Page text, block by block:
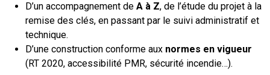
D’un accompagnement de A à Z, de l’étude du projet à la
remise des clés, en passant par le suivi administratif et
technique.
D’une construction conforme aux normes en vigueur
(RT 2020, accessibilité PMR, sécurité incendie…).